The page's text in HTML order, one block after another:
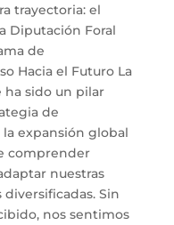
trayectoria: el
Diputación Foral
de
Hacia el Futuro La
sido un pilar
de
expansión global
comprender
nuestras
Sin
nos sentimos